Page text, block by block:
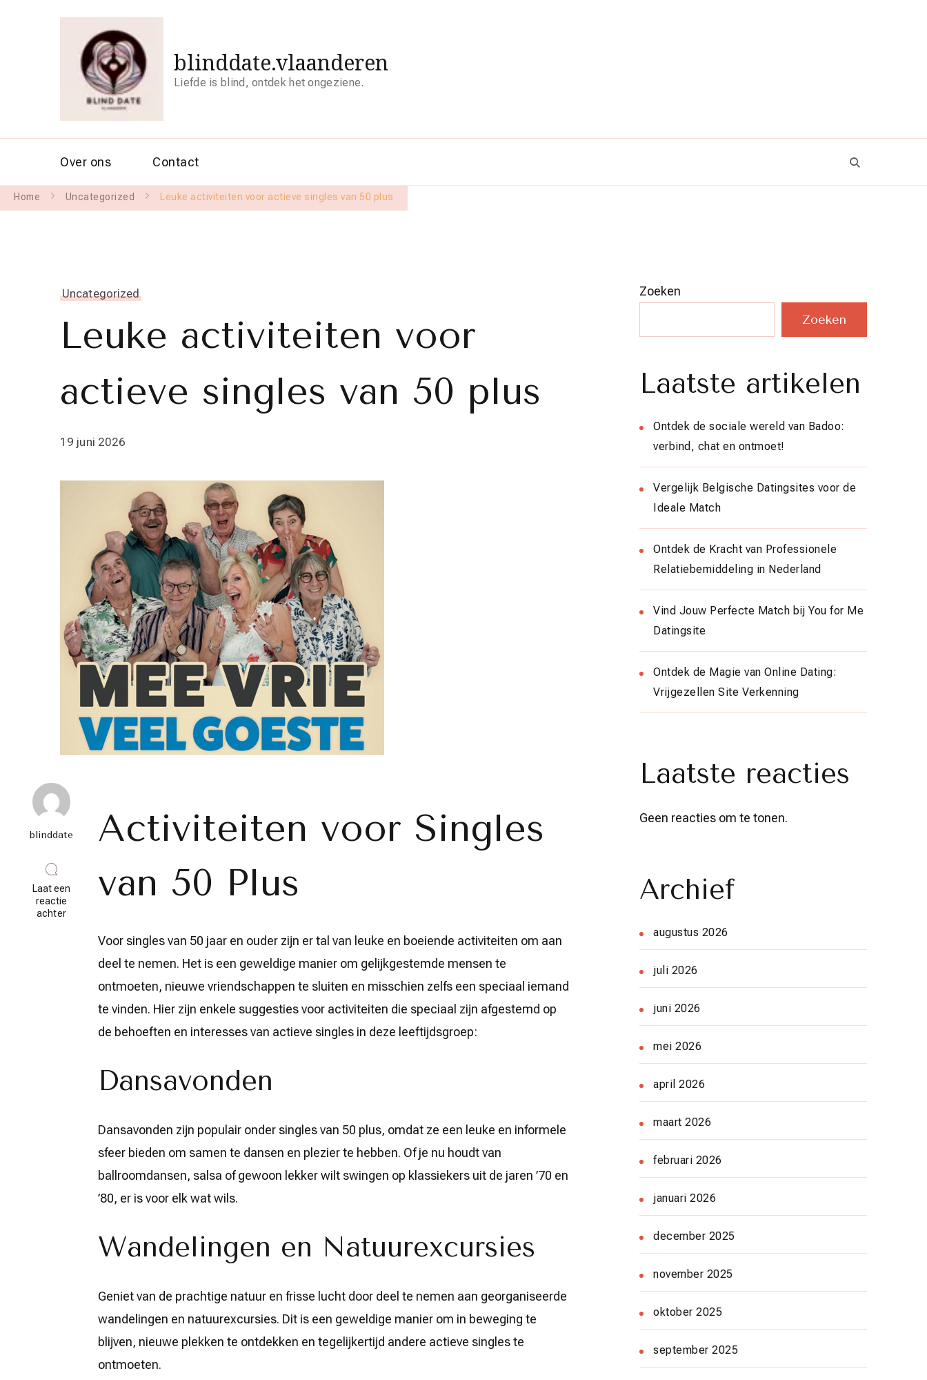
blinddate.vlaanderen
Liefde is blind, ontdek het ongeziene.
Over ons Contact
Home Uncategorized Leuke activiteiten voor actieve singles van 50 plus
Uncategorized
Leuke activiteiten voor
actieve singles van 50 plus
19 juni 2026
blinddate
Laat een
reactie
achterop
activiteiten
Activiteiten voor Singles
van 50 Plus
Voor singles van 50 jaar en ouder zijn er tal van leuke en boeiende activiteiten om aan
deel te nemen. Het is een geweldige manier om gelijkgestemde mensen te
ontmoeten, nieuwe vriendschappen te sluiten en misschien zelfs een speciaal iemand
te vinden. Hier zijn enkele suggesties voor activiteiten die speciaal zijn afgestemd op
de behoeften en interesses van actieve singles in deze leeftijdsgroep:
Dansavonden
Dansavonden zijn populair onder singles van 50 plus, omdat ze een leuke en informele
sfeer bieden om samen te dansen en plezier te hebben. Of je nu houdt van
ballroomdansen, salsa of gewoon lekker wilt swingen op klassiekers uit de jaren ’70 en
’80, er is voor elk wat wils.
Wandelingen en Natuurexcursies
Geniet van de prachtige natuur en frisse lucht door deel te nemen aan georganiseerde
wandelingen en natuurexcursies. Dit is een geweldige manier om in beweging te
blijven, nieuwe plekken te ontdekken en tegelijkertijd andere actieve singles te
ontmoeten.
Zoeken
Zoeken
Laatste artikelen
Ontdek de sociale wereld van Badoo:
verbind, chat en ontmoet!
Vergelijk Belgische Datingsites voor de
Ideale Match
Ontdek de Kracht van Professionele
Relatiebemiddeling in Nederland
Vind Jouw Perfecte Match bij You for Me
Datingsite
Ontdek de Magie van Online Dating:
Vrijgezellen Site Verkenning
Laatste reacties
Geen reacties om te tonen.
Archief
augustus 2026
juli 2026
juni 2026
mei 2026
april 2026
maart 2026
februari 2026
januari 2026
december 2025
november 2025
oktober 2025
september 2025